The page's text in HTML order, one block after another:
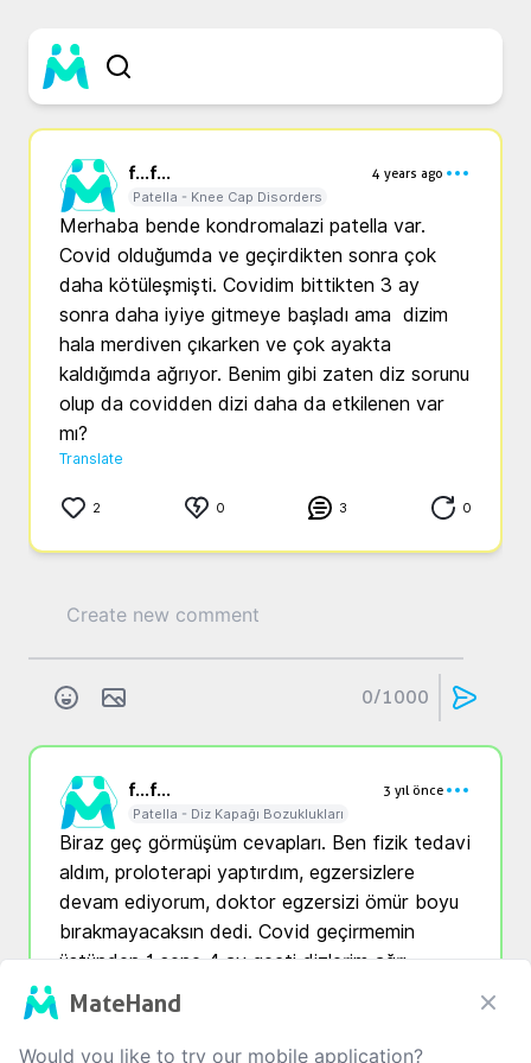
f...f...
4 years ago
Patella - Knee Cap Disorders
Merhaba bende kondromalazi patella var.
Covid olduğumda ve geçirdikten sonra çok
daha kötüleşmişti. Covidim bittikten 3 ay
sonra daha iyiye gitmeye başladı ama  dizim
hala merdiven çıkarken ve çok ayakta
kaldığımda ağrıyor. Benim gibi zaten diz sorunu
olup da covidden dizi daha da etkilenen var
mı?
Translate
2 0 3 0
0/1000
f...f...
3 yıl önce
Patella - Diz Kapağı Bozuklukları
Biraz geç görmüşüm cevapları. Ben fizik tedavi
aldım, proloterapi yaptırdım, egzersizlere
devam ediyorum, doktor egzersizi ömür boyu
bırakmayacaksın dedi. Covid geçirmemin
üstünden 1 sene 4 ay geçti dizlerim ağrı
yönünden daha iyi ama merdiven inip çıkma
kemik iliği ödemi de olmuş maalesef
MateHand
Would you like to try our mobile application?